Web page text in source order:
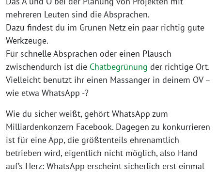
mehreren Leuten sind die Absprachen.
Dazu findest du im Grünen Netz ein paar richtig gute
Werkzeuge.
Für schnelle Absprachen oder einen Plausch
zwischendurch ist die Chatbegrünung der richtige Ort.
Vielleicht benutzt ihr einen Massanger in deinem OV –
wie etwa WhatsApp -?
Wie du sicher weißt, gehört WhatsApp zum
Milliardenkonzern Facebook. Dagegen zu konkurrieren
ist für eine App, die größtenteils ehrenamtlich
betrieben wird, eigentlich nicht möglich, also Hand
auf’s Herz: WhatsApp erscheint sicherlich erst einmal